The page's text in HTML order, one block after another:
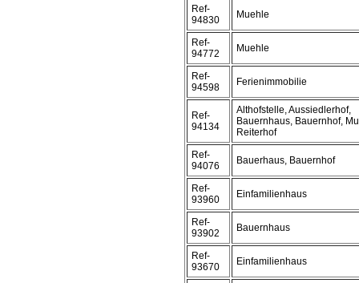
Ref-
94830
Muehle
Ref-
94772
Muehle
Ref-
94598
Ferienimmobilie
Ref-
94134
Althofstelle, Aussiedlerhof,
Bauernhaus, Bauernhof,
Reiterhof
Ref-
94076
Bauerhaus, Bauernhof
Ref-
93960
Einfamilienhaus
Ref-
93902
Bauernhaus
Ref-
93670
Einfamilienhaus